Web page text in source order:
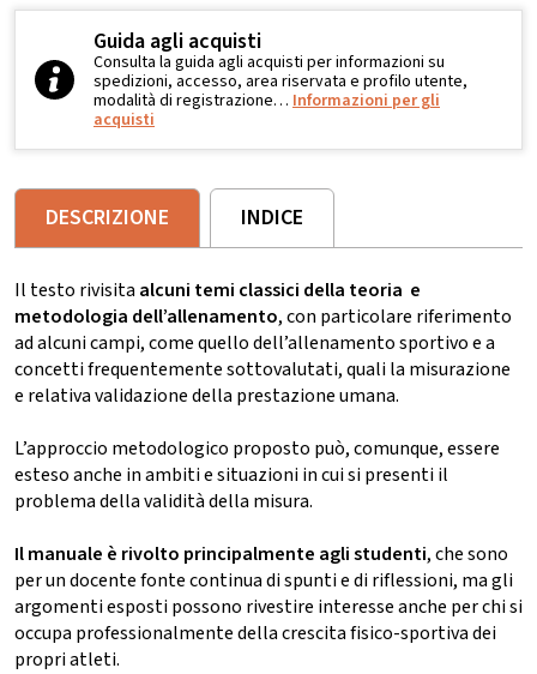
Guida agli acquisti
Consulta la guida agli acquisti per informazioni su
spedizioni, accesso, area riservata e profilo utente,
modalità di registrazione… Informazioni per gli
acquisti
DESCRIZIONE INDICE
Il testo rivisita alcuni temi classici della teoria e
metodologia dell’allenamento, con particolare riferimento
ad alcuni campi, come quello dell’allenamento sportivo e a
concetti frequentemente sottovalutati, quali la misurazione
e relativa validazione della prestazione umana.
L’approccio metodologico proposto può, comunque, essere
esteso anche in ambiti e situazioni in cui si presenti il
problema della validità della misura.
Il manuale è rivolto principalmente agli studenti, che sono
per un docente fonte continua di spunti e di riflessioni, ma gli
argomenti esposti possono rivestire interesse anche per chi si
occupa professionalmente della crescita fisico-sportiva dei
propri atleti.